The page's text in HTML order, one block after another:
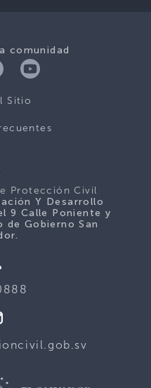
comunidad
Sitio
Protección Civil
Y Desarrollo
9 Calle Poniente y
de Gobierno San